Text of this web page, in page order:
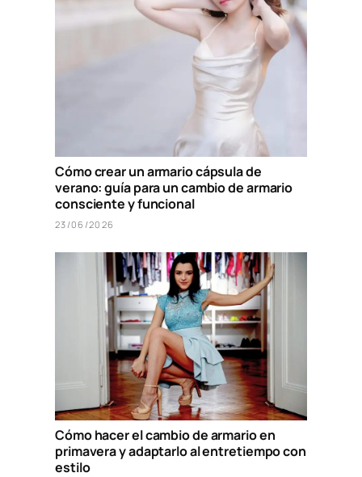
Cómo crear un armario cápsula de
verano: guía para un cambio de armario
consciente y funcional
23/06/2026
Cómo hacer el cambio de armario en
primavera y adaptarlo al entretiempo con
estilo